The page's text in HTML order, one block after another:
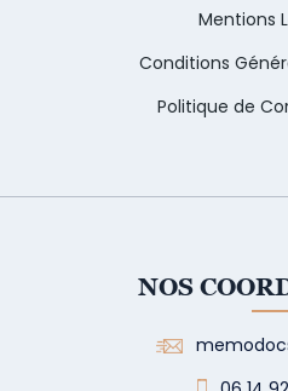
Mentions
Conditions
Politique de
NOS